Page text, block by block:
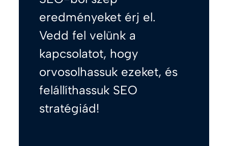
eredményeket érj el.
Vedd fel velünk a
kapcsolatot, hogy
orvosolhassuk ezeket, és
felállíthassuk SEO
stratégiád!